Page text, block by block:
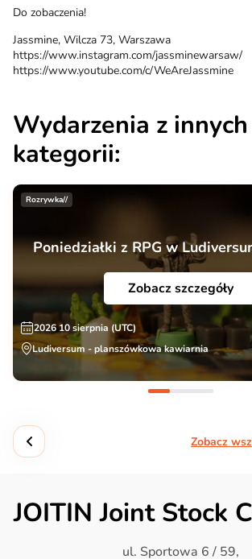
Do zobaczenia!
Jassmine, Wilcza 73, Warszawa
https://www.instagram.com/jassminewarsaw/
https://www.youtube.com/c/WeAreJassmine
Wydarzenia z innych
kategorii:
Rozrywka//
Poniedziałki z RPG w
Zobacz szczegóły
2026 10 sierpnia (UTC)
Ludiversum - planszówkowa kawiarnia
Zobacz
JOITIN Joint Stock
ul. Sportowa 6 / 59,